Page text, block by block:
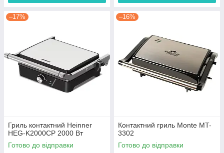
–17%
Гриль контактний Heinner
HEG-K2000CP 2000 Вт
Готово до відправки
–16%
Контактний гриль Monte MT-
3302
Готово до відправки